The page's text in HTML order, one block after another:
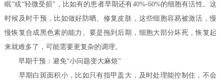
眠”或“轻微受损”，比如有的患者早期还有40%-60%的细胞有活性。这
时候及时干预，比如做好防晒、修复皮肤，这些细胞容易被激活，慢
慢恢复合成黑色素的能力。要是拖到后期，细胞大部分坏死，恢复起
来就难多了，可能需要更复杂的调理。
早期干预：避免“小问题变大麻烦”
早期白斑面积小，比如只有指甲盖大，及时处理能控制住，不会